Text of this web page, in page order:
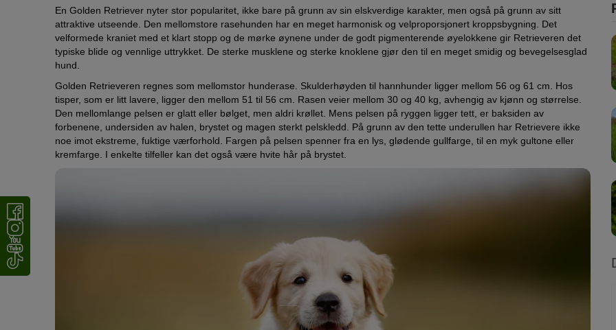
En Golden Retriever nyter stor popularitet, ikke bare på grunn av sin elskverdige karakter, men også på grunn av sitt
attraktive utseende. Den mellomstore rasehunden har en meget harmonisk og velproporsjonert kroppsbygning. Det
velformede kraniet med et klart stopp og de mørke øynene under de godt pigmenterende øyelokkene gir Retrieveren det
typiske blide og vennlige uttrykket. De sterke musklene og sterke knoklene gjør den til en meget smidig og bevegelsesglad
hund.
Golden Retrieveren regnes som mellomstor hunderase. Skulderhøyden til hannhunder ligger mellom 56 og 61 cm. Hos
tisper, som er litt lavere, ligger den mellom 51 til 56 cm. Rasen veier mellom 30 og 40 kg, avhengig av kjønn og størrelse.
Den mellomlange pelsen er glatt eller bølget, men aldri krøllet. Mens pelsen på ryggen ligger tett, er baksiden av
forbenene, undersiden av halen, brystet og magen sterkt pelskledd. På grunn av den tette underullen har Retrievere ikke
noe imot ekstreme, fuktige værforhold. Fargen på pelsen spenner fra en lys, glødende gullfarge, til en myk gultone eller
kremfarge. I enkelte tilfeller kan det også være hvite hår på brystet.